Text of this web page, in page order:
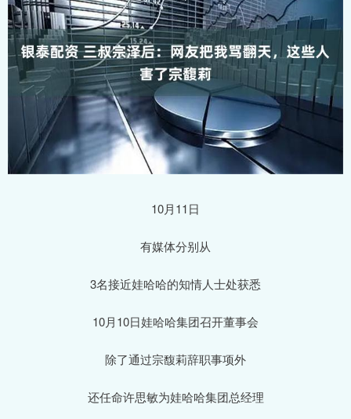
10月11日
有媒体分别从
3名接近娃哈哈的知情人士处获悉
10月10日娃哈哈集团召开董事会
除了通过宗馥莉辞职事项外
还任命许思敏为娃哈哈集团总经理